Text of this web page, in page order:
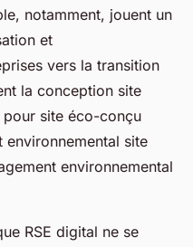
notamment, jouent un
et
vers la transition
la conception site
site éco-conçu
environnemental site
environnemental
RSE digital ne se